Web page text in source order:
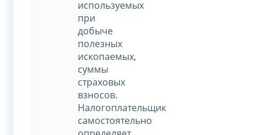
используемых
при
добыче
полезных
ископаемых,
суммы
страховых
взносов.
Налогоплательщик
самостоятельно